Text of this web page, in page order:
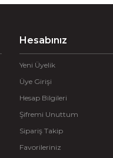
Hesabınız
Yeni Üyelik
Üye Girişi
Hesap Bilgileri
Şifremi Unuttum
Sipariş Takip
Favorileriniz